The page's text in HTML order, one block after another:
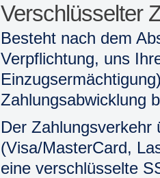
Verschlüsselter
Besteht nach dem
Verpflichtung, uns
Zahlungsabwicklung
Der Zahlungsverkehr
(Visa/MasterCard,
eine verschlüsselte